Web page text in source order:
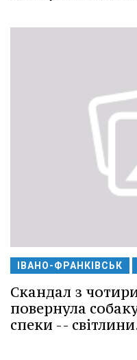
ІВАНО-ФРАНКІВСЬК
Скандал з
повернула
спеки --